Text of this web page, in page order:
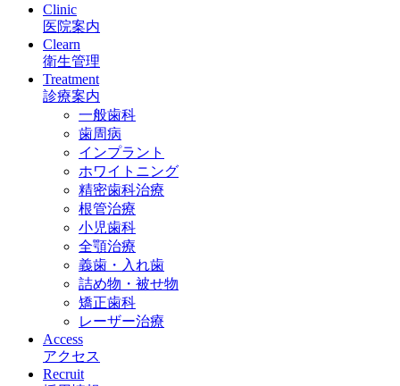
Clinic
医院案内
Clearn
衛生管理
Treatment
診療案内
一般歯科
歯周病
インプラント
ホワイトニング
精密歯科治療
根管治療
小児歯科
全顎治療
義歯・入れ歯
詰め物・被せ物
矯正歯科
レーザー治療
Access
アクセス
Recruit